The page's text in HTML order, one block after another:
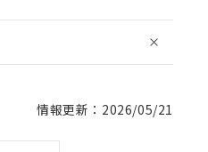
情報更新：2026/05/21